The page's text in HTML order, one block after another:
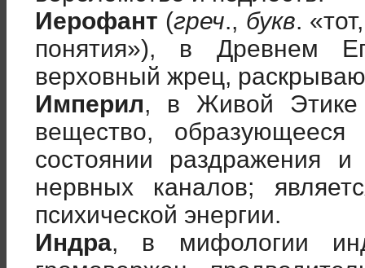
Иерофант (греч., букв.
понятия»), в Древнем
верховный жрец,
Империл, в Живой Этике
вещество,
состоянии раздражения
нервных каналов;
психической энергии.
Индра, в мифологии